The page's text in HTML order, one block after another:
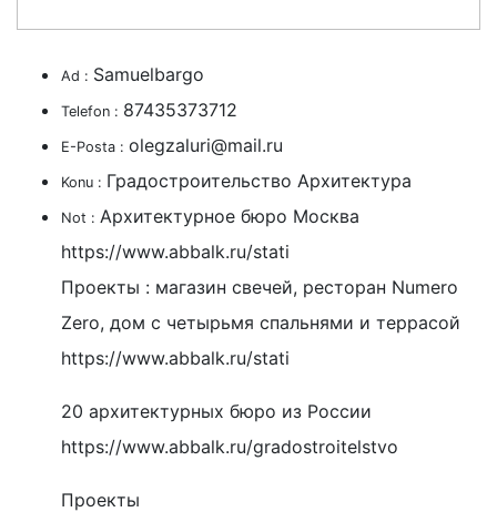
Ad : Samuelbargo
Telefon : 87435373712
E-Posta : olegzaluri@mail.ru
Konu : Градостроительство Архитектура
Not : Архитектурное бюро Москва
https://www.abbalk.ru/stati
Проекты : магазин свечей, ресторан Numero
Zero, дом с четырьмя спальнями и террасой
https://www.abbalk.ru/stati
20 архитектурных бюро из России
https://www.abbalk.ru/gradostroitelstvo
Проекты